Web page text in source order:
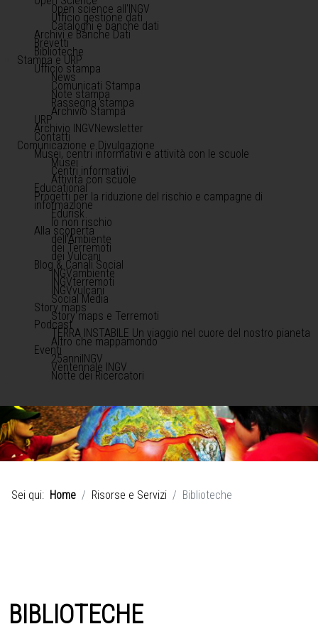
Open science all'INGV
Ufficio gestione dati
Cataloghi e banche dati
Archivi e Banche Dati
Brevetti
Biblioteche
Stampa e URP
Ufficio stampa
News
Comunicati Stampa
Note stampa
Rassegna stampa
Archivio Stampa
URP
Archivio INGVNewsletter
Contatti
Comunicazione e Divulgazione
Musei, centri informativi e attività con le scuole
Musei
Centri informativi
Attività con scuole
Educational
Progetti per la riduzione del rischio e campagne di
informazione
Edurisk
Io non rischio
Alla scoperta
dell'Ambiente
dei Terremoti
dei Vulcani
Blog & Canali Social
INGVambiente
INGVterremoti
INGVvulcani
Social Media
Story maps
Story maps e Terremoti
Podcast
TERRA INSTABILE Un viaggio nel cuore del nostro pianeta
Altro che mappamondo
Eventi
25anniINGV
Ventennale INGV
Notte dei Ricercatori
Sei qui: Home Risorse e Servizi Biblioteche
BIBLIOTECHE